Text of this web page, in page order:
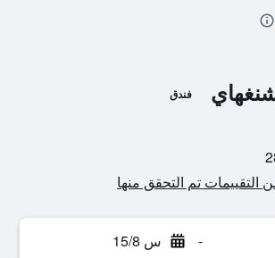
شنغهاي فندق
- س 15/8